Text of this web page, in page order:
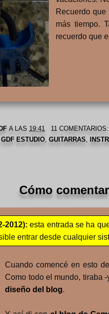
Recuerdo
más tiempo.
recuerdo que
A LAS 19:41
11 COMENTARIOS:
,GDF ESTUDIO ,GUITARRAS ,
Cómo
2012): esta entrada se ha
entrar desde cualquier
Cuando comencé en esto
Como todo el mundo, tiraba
diseño del blog.